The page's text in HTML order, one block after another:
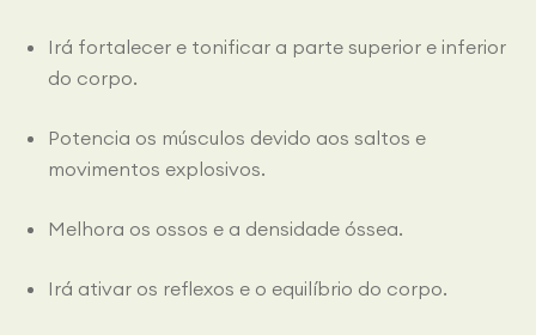
Irá fortalecer e tonificar a parte superior e inferior
do corpo.
Potencia os músculos devido aos saltos e
movimentos explosivos.
Melhora os ossos e a densidade óssea.
Irá ativar os reflexos e o equilíbrio do corpo.